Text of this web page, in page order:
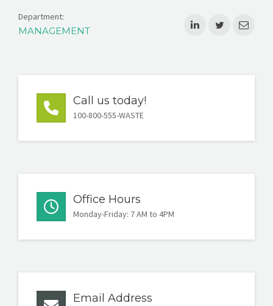
Department:
MANAGEMENT
Call us today!
100-800-555-WASTE
Office Hours
Monday-Friday: 7 AM to 4PM
Email Address